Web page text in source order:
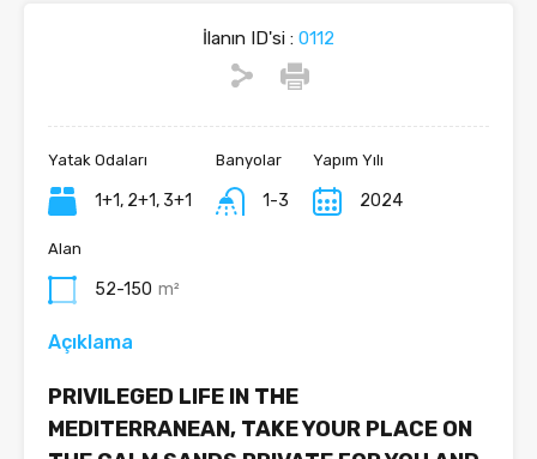
İlanın ID'si : 0112
Yatak Odaları
1+1, 2+1, 3+1
Banyolar
1-3
Yapım Yılı
2024
Alan
52-150 m²
Açıklama
PRIVILEGED LIFE IN THE
MEDITERRANEAN, TAKE YOUR PLACE ON